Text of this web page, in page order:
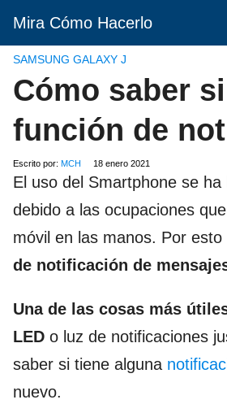
Mira Cómo Hacerlo
SAMSUNG GALAXY J
Cómo saber
función de
Escrito por: MCH 18 enero 2021
El uso del Smartphone se
debido a las ocupaciones
móvil en las manos. Por
de notificación de
Una de las cosas más
LED o luz de notificaciones
saber si tiene alguna
nuevo.